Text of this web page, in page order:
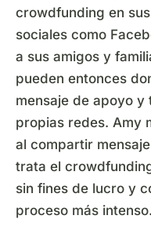
crowdfunding en
sociales como
a sus amigos y
pueden entonces
mensaje de apoyo
propias redes. Amy
al compartir
trata el
sin fines de lucro y
proceso más intenso.